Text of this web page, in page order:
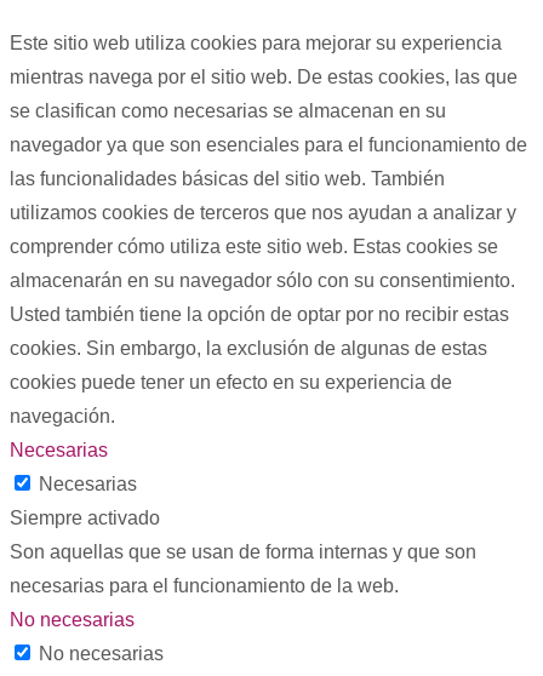
Este sitio web utiliza cookies para mejorar su experiencia
mientras navega por el sitio web. De estas cookies, las que
se clasifican como necesarias se almacenan en su
navegador ya que son esenciales para el funcionamiento de
las funcionalidades básicas del sitio web. También
utilizamos cookies de terceros que nos ayudan a analizar y
comprender cómo utiliza este sitio web. Estas cookies se
almacenarán en su navegador sólo con su consentimiento.
Usted también tiene la opción de optar por no recibir estas
cookies. Sin embargo, la exclusión de algunas de estas
cookies puede tener un efecto en su experiencia de
navegación.
Necesarias
Necesarias
Siempre activado
Son aquellas que se usan de forma internas y que son
necesarias para el funcionamiento de la web.
No necesarias
No necesarias